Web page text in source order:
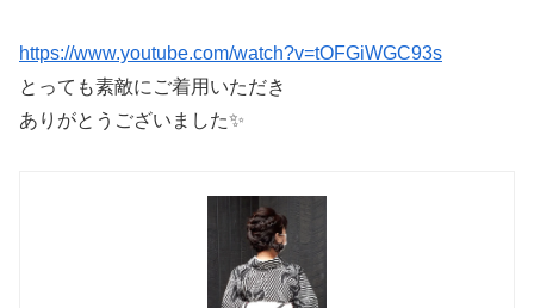
https://www.youtube.com/watch?v=tOFGiWGC93s
とっても素敵にご着用いただき
ありがとうございました✨